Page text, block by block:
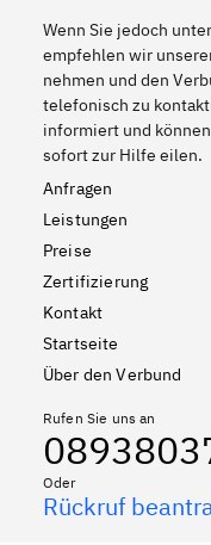
Wenn Sie jedoch
empfehlen wir
nehmen und den
telefonisch zu
informiert und
sofort zur Hilfe eilen.
Anfragen
Leistungen
Preise
Zertifizierung
Kontakt
Startseite
Über den Verbund
Rufen Sie uns an
Oder
Rückruf